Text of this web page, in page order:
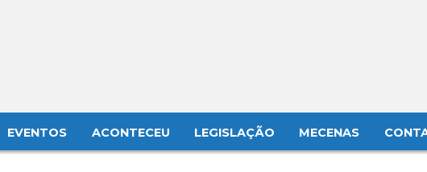
EVENTOS ACONTECEU LEGISLAÇÃO MECENAS